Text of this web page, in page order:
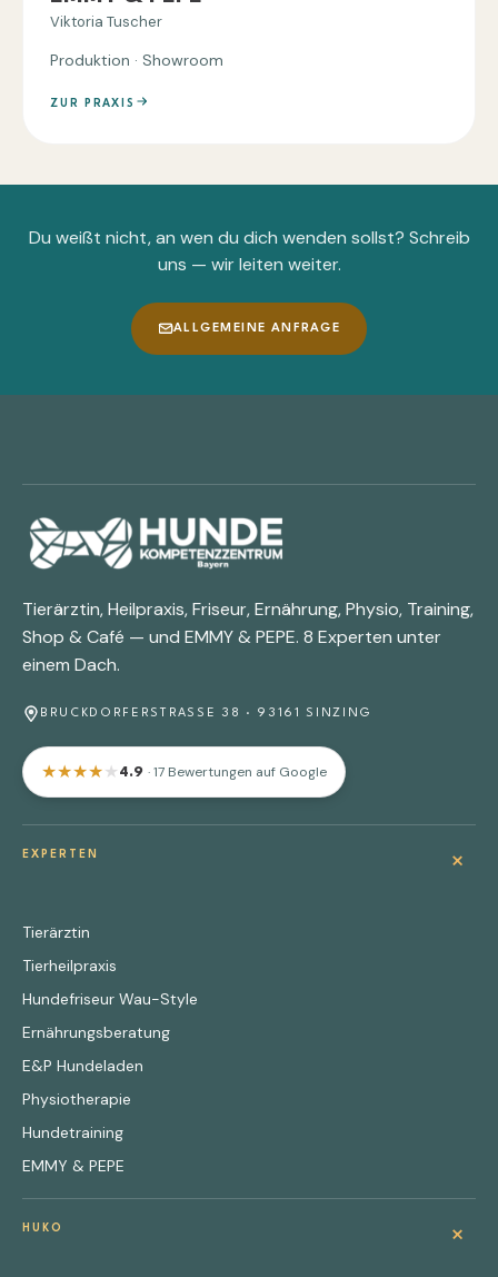
Viktoria Tuscher
Produktion · Showroom
ZUR PRAXIS
Du weißt nicht, an wen du dich wenden sollst? Schreib
uns — wir leiten weiter.
ALLGEMEINE ANFRAGE
Tierärztin, Heilpraxis, Friseur, Ernährung, Physio, Training,
Shop & Café — und EMMY & PEPE. 8 Experten unter
einem Dach.
BRUCKDORFERSTRASSE 38 · 93161 SINZING
★★★★★ 4.9 · 17 Bewertungen auf Google
EXPERTEN +
Tierärztin
Tierheilpraxis
Hundefriseur Wau-Style
Ernährungsberatung
E&P Hundeladen
Physiotherapie
Hundetraining
EMMY & PEPE
HUKO +